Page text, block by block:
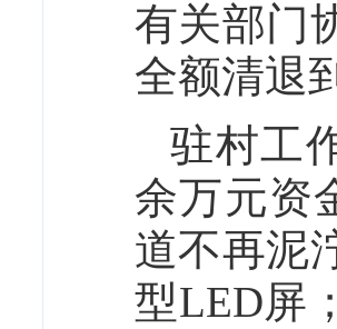
有关部门
全额清退
驻村工
余万元资
道不再泥
型LED屏